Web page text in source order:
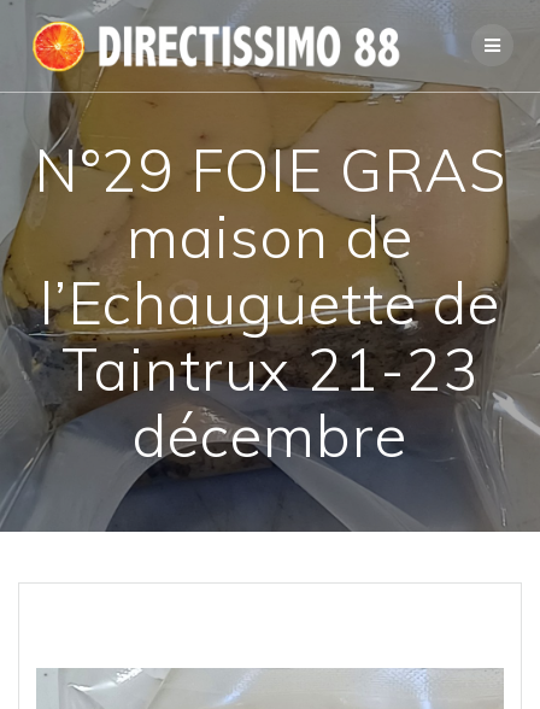
au
contenu
N°29 FOIE GRAS
maison de
l’Echauguette de
Taintrux 21-23
décembre